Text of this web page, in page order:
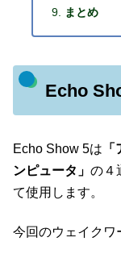
まとめ
Echo
Echo Show 5は
ンピュータ」 の４
て使用します。
今回のウェイクワ